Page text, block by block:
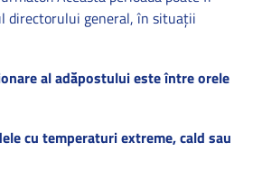
directorului general, în situații
al adăpostului este între orele
cu temperaturi extreme, cald sau